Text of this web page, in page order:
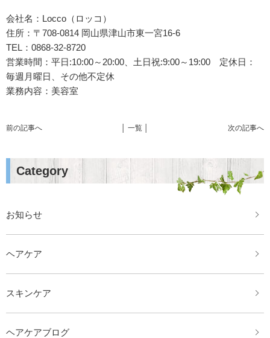
会社名：Locco（ロッコ）
住所：〒708-0814 岡山県津山市東一宮16-6
TEL：0868-32-8720
営業時間：平日:10:00～20:00、土日祝:9:00～19:00 定休日：
毎週月曜日、その他不定休
業務内容：美容室
前の記事へ 次の記事へ
│ 一覧 │
Category
お知らせ
ヘアケア
スキンケア
ヘアケアブログ